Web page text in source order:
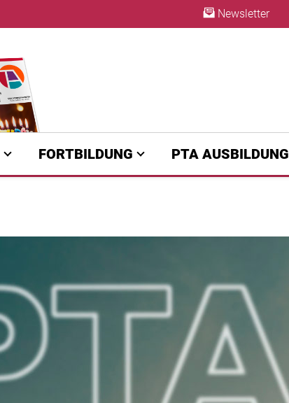
Newsletter
FORTBILDUNG PTA AUSBILDUNG